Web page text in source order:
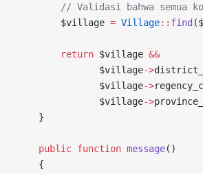
// Validasi bahwa semua
        $village
= Village:: find
        return
$village &&
               $village
->
               $village
->
               $village
->
    }
    public
function message()
    {